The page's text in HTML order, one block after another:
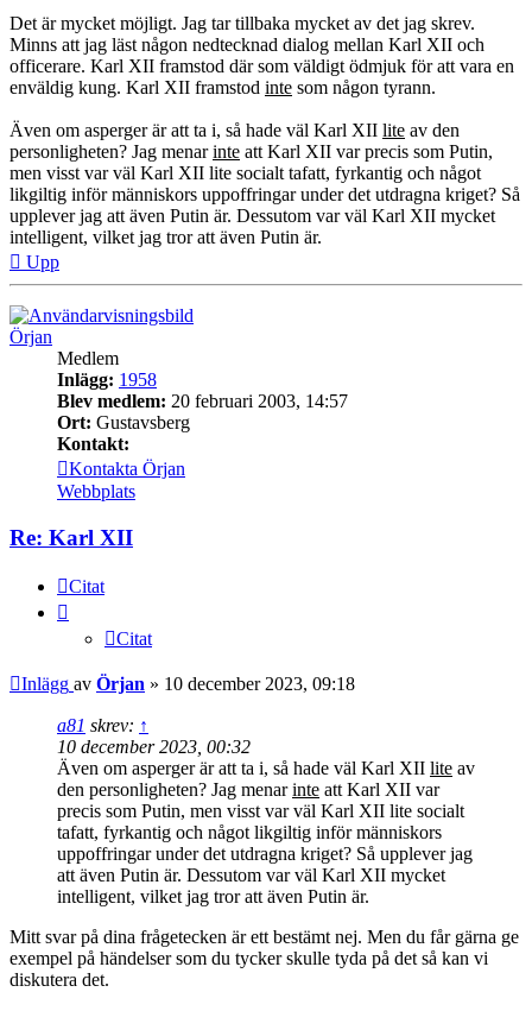
Det är mycket möjligt. Jag tar tillbaka mycket av det jag skrev.
Minns att jag läst någon nedtecknad dialog mellan Karl XII och
officerare. Karl XII framstod där som väldigt ödmjuk för att vara en
enväldig kung. Karl XII framstod inte som någon tyrann.
Även om asperger är att ta i, så hade väl Karl XII lite av den
personligheten? Jag menarinte att Karl XII var precis som Putin,
men visst var väl Karl XII lite socialt tafatt, fyrkantig och något
likgiltig inför människors uppoffringar under det utdragna kriget? Så
upplever jag att även Putin är. Dessutom var väl Karl XII mycket
intelligent, vilket jag tror att även Putin är.
Upp
Örjan
Medlem
Inlägg: 1958
Blev medlem: 20 februari 2003, 14:57
Ort: Gustavsberg
Kontakt:
Kontakta Örjan
Webbplats
Re: Karl XII
Citat
Citat
Inlägg av Örjan » 10 december 2023, 09:18
a81 skrev: ↑
10 december 2023, 00:32
Även om asperger är att ta i, så hade väl Karl XII lite av
den personligheten? Jag menarinte att Karl XII var
precis som Putin, men visst var väl Karl XII lite socialt
tafatt, fyrkantig och något likgiltig inför människors
uppoffringar under det utdragna kriget? Så upplever jag
att även Putin är. Dessutom var väl Karl XII mycket
intelligent, vilket jag tror att även Putin är.
Mitt svar på dina frågetecken är ett bestämt nej. Men du får gärna ge
exempel på händelser som du tycker skulle tyda på det så kan vi
diskutera det.